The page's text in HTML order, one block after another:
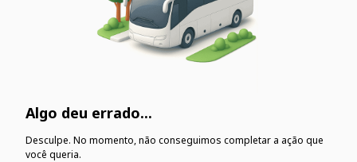
Algo deu errado...
Desculpe. No momento, não conseguimos completar a ação que
você queria.